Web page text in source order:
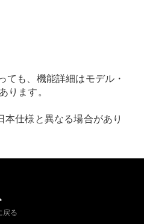
も、機能詳細はモデル・
ります。
仕様と異なる場合があり
戻る